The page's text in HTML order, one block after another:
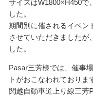
サイズはW1800×H450で
した。
期間別に催されるイベン
させていただきましたが
した。
Pasar三芳様では、催事
トがおこなわれておりま
関越自動車道上り線三芳